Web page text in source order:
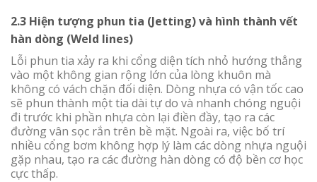
2.3 Hiện tượng phun tia (Jetting) và hình thành vết
hàn dòng (Weld lines)
Lỗi phun tia xảy ra khi cổng diện tích nhỏ hướng thẳng
vào một không gian rộng lớn của lòng khuôn mà
không có vách chặn đối diện. Dòng nhựa có vận tốc cao
sẽ phun thành một tia dài tự do và nhanh chóng nguội
đi trước khi phần nhựa còn lại điền đầy, tạo ra các
đường vân sọc rắn trên bề mặt. Ngoài ra, việc bố trí
nhiều cổng bơm không hợp lý làm các dòng nhựa nguội
gặp nhau, tạo ra các đường hàn dòng có độ bền cơ học
cực thấp.